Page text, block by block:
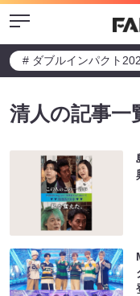
Menu
# ダブルインパクト
清人の記事一